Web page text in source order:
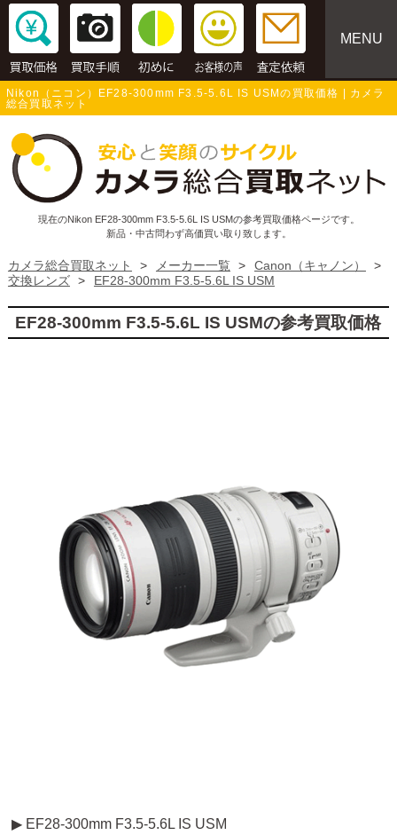
MENU
Nikon（ニコン）EF28-300mm F3.5-5.6L IS USMの買取価格 | カメラ
総合買取ネット
現在のNikon EF28-300mm F3.5-5.6L IS USMの参考買取価格ページです。
新品・中古問わず高価買い取り致します。
カメラ総合買取ネット > メーカー一覧 > Canon（キャノン）
>
交換レンズ > EF28-300mm F3.5-5.6L IS USM
EF28-300mm F3.5-5.6L IS USMの参考買取価格
▶ EF28-300mm F3.5-5.6L IS USM